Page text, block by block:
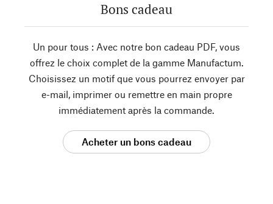
Bons cadeau
Un pour tous : Avec notre bon cadeau PDF, vous
offrez le choix complet de la gamme Manufactum.
Choisissez un motif que vous pourrez envoyer par
e-mail, imprimer ou remettre en main propre
immédiatement après la commande.
Acheter un bons cadeau